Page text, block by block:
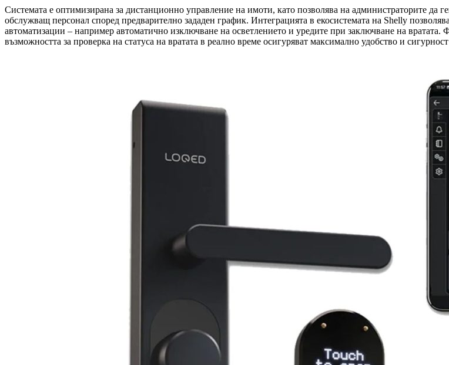
Системата е оптимизирана за дистанционно управление на имоти, като позволява на администраторите да
обслужващ персонал според предварително зададен график. Интеграцията в екосистемата на Shelly
автоматизации – например автоматично изключване на осветлението и уредите при заключване на
възможността за проверка на статуса на вратата в реално време осигуряват максимално удобство и